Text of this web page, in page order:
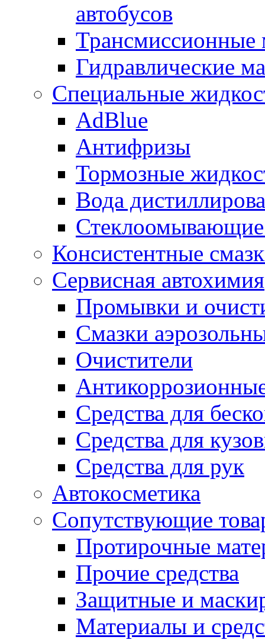
автобусов
Трансмиссионные
Гидравлические
Специальные
AdBlue
Антифризы
Тормозные
Вода
Консистентные
Сервисная автохимия
Промывки и
Смазки
Очистители
Средства для
Средства для
Средства для рук
Автокосметика
Сопутствующие
Протирочные
Прочие средства
Защитные и
Материалы и